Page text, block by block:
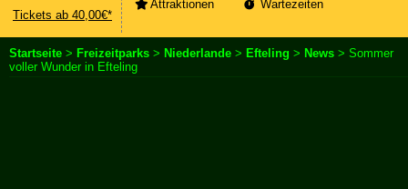
Tickets ab 40,00€*
Attraktionen Wartezeiten
Startseite > Freizeitparks > Niederlande > Efteling > News > Sommer
voller Wunder in Efteling